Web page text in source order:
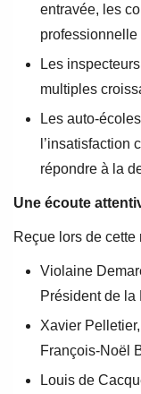
entravée, les
professionnelle
Les
multiples
Les auto-
l’insatisfaction
répondre à la
Une écoute
Reçue lors de cette
Violaine
Président de la
Xavier
François-Noël
Louis de